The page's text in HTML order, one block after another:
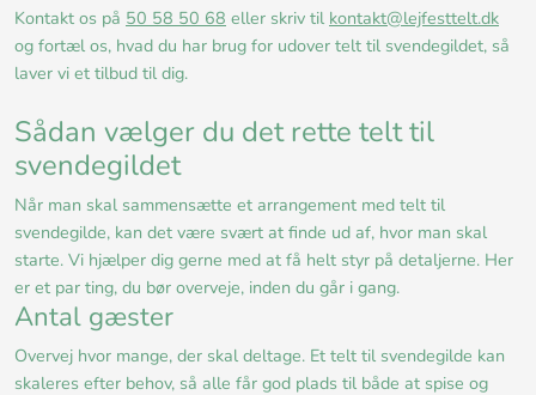
Kontakt os på 50 58 50 68 eller skriv til kontakt@lejfesttelt.dk
og fortæl os, hvad du har brug for udover telt til svendegildet, så
laver vi et tilbud til dig.
Sådan vælger du det rette telt til
svendegildet
Når man skal sammensætte et arrangement med telt til
svendegilde, kan det være svært at finde ud af, hvor man skal
starte. Vi hjælper dig gerne med at få helt styr på detaljerne. Her
er et par ting, du bør overveje, inden du går i gang.
Antal gæster
Overvej hvor mange, der skal deltage. Et telt til svendegilde kan
skaleres efter behov, så alle får god plads til både at spise og